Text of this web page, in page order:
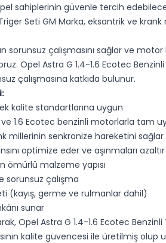
sahiplerinin güvenle tercih
Seti GM Marka, eksantrik ve
sorunsuz çalışmasını sağlar ve
Opel Astra G 1.4-1.6 Ecotec
çalışmasına katkıda bulunur.
kalite standartlarına uygun
ve 1.6 Ecotec benzinli motorlarla tam
millerinin senkronize hareketini sağlar
optimize eder ve aşınmaları azaltır
ömürlü malzeme yapısı
sorunsuz çalışma
(kayış, germe ve rulmanlar dahil)
sunar
Opel Astra G 1.4-1.6 Ecotec
kalite güvencesi ile üretilmiş olup